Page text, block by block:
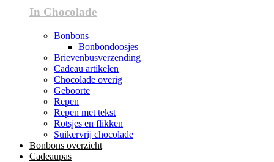
In Chocolade
Bonbons
Bonbondoosjes
Brievenbusverzending
Cadeau artikelen
Chocolade overig
Geboorte
Repen
Repen met tekst
Rotsjes en flikken
Suikervrij chocolade
Bonbons overzicht
Cadeaupas